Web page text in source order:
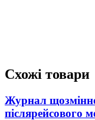
Схожі товари
Журнал
післярейсового